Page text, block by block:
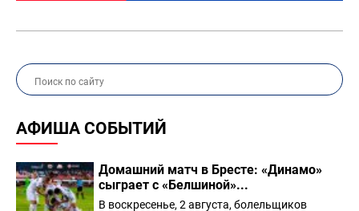
АФИША СОБЫТИЙ
Домашний матч в Бресте: «Динамо»
сыграет с «Белшиной»...
В воскресенье, 2 августа, болельщиков